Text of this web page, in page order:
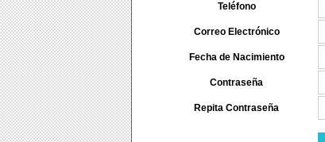
Teléfono
Correo Electrónico
Fecha de Nacimiento
Contraseña
Repita Contraseña